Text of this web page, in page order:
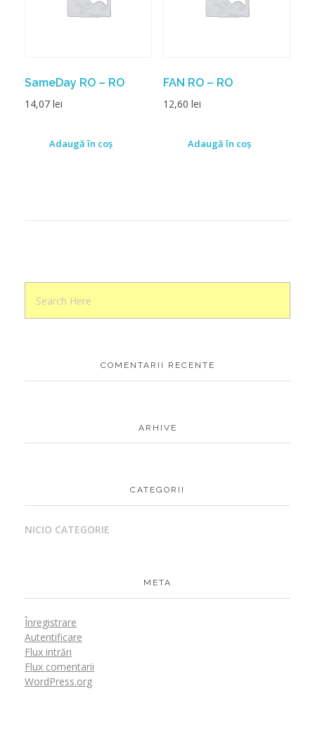
SameDay RO – RO
14,07 lei
Adaugă în coș
FAN RO – RO
12,60 lei
Adaugă în coș
COMENTARII RECENTE
ARHIVE
CATEGORII
NICIO CATEGORIE
META
Înregistrare
Autentificare
Flux intrări
Flux comentarii
WordPress.org